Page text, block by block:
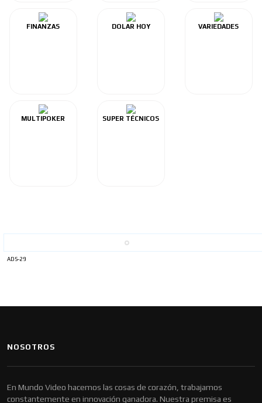
FINANZAS DOLAR HOY VARIEDADES
MULTIPOKER SUPER TÉCNICOS
ADS-29
NOSOTROS
En Mundo Video hacemos las cosas de corazón, trabajamos
constantemente en innovación ganadora. Nuestra premisa es